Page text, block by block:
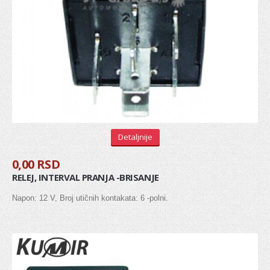
ŠASIJA I UPRAVLJANJE
KOČIONI SISTEM
Paknovi
Crevo kočnica
Sajla ručne
Osnovni cilindri
Glavni kočioni cilindar
Gumice kočionog cilindra
Ventil serva
Detaljnije
0,00 RSD
RELEJ, INTERVAL PRANJA -BRISANJE
Napon: 12 V, Broj utičnih kontakata: 6 -polni.